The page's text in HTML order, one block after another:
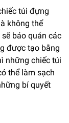
túi đựng
không thể
bảo quản các
được tạo bằng
những chiếc túi
thể làm sạch
bí quyết